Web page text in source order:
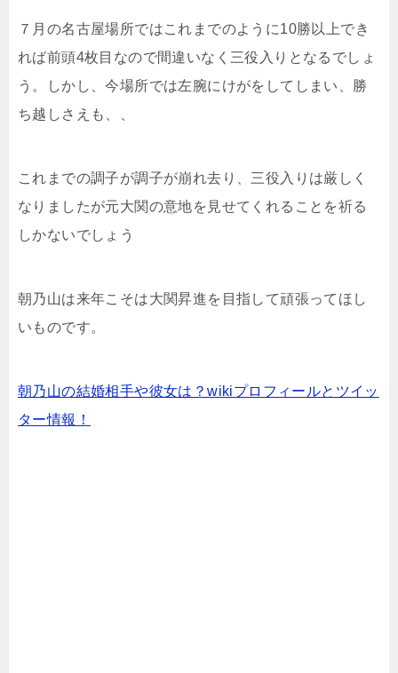
７月の名古屋場所ではこれまでのように10勝以上でき
れば前頭4枚目なので間違いなく三役入りとなるでしょ
う。しかし、今場所では左腕にけがをしてしまい、勝
ち越しさえも、、
これまでの調子が調子が崩れ去り、三役入りは厳しく
なりましたが元大関の意地を見せてくれることを祈る
しかないでしょう
朝乃山は来年こそは大関昇進を目指して頑張ってほし
いものです。
朝乃山の結婚相手や彼女は？wikiプロフィールとツイッ
ター情報！